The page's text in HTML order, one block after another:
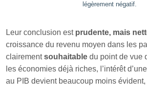
légèrement négatif.
Leur conclusion est prudente, mais
croissance du revenu moyen dans les
clairementsouhaitable du point de vue
les économies déjà riches, l’intérêt
au PIB devient beaucoup moins